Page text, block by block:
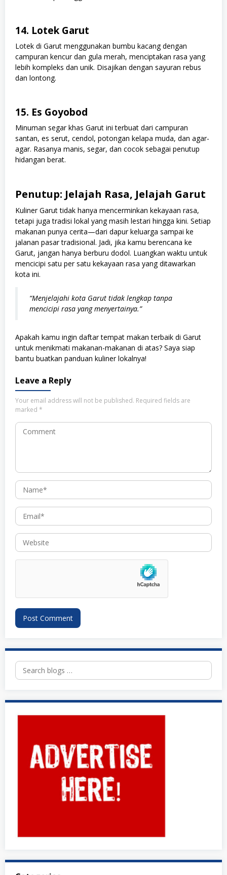
14. Lotek Garut
Lotek di Garut menggunakan bumbu kacang dengan
campuran kencur dan gula merah, menciptakan rasa yang
lebih kompleks dan unik. Disajikan dengan sayuran rebus
dan lontong.
15. Es Goyobod
Minuman segar khas Garut ini terbuat dari campuran
santan, es serut, cendol, potongan kelapa muda, dan agar-
agar. Rasanya manis, segar, dan cocok sebagai penutup
hidangan berat.
Penutup: Jelajah Rasa, Jelajah Garut
Kuliner Garut tidak hanya mencerminkan kekayaan rasa,
tetapi juga tradisi lokal yang masih lestari hingga kini. Setiap
makanan punya cerita—dari dapur keluarga sampai ke
jalanan pasar tradisional. Jadi, jika kamu berencana ke
Garut, jangan hanya berburu dodol. Luangkan waktu untuk
mencicipi satu per satu kekayaan rasa yang ditawarkan
kota ini.
“Menjelajahi kota Garut tidak lengkap tanpa
mencicipi rasa yang menyertainya.”
Apakah kamu ingin daftar tempat makan terbaik di Garut
untuk menikmati makanan-makanan di atas? Saya siap
bantu buatkan panduan kuliner lokalnya!
Leave a Reply
Your email address will not be published. Required fields are
marked *
Search
for: